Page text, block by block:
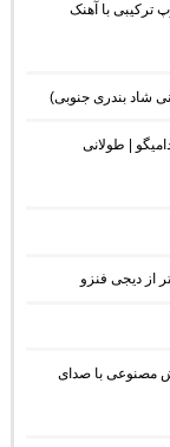
ترکیبی با آهنک
و علی دامیگو | طولانی
از دیجی فنزو
مصنوعی با صدای